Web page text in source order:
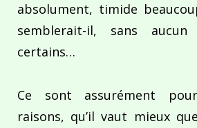
absolument, timide
semblerait-il, sans
certains…
Ce sont assurément
raisons, qu’il vaut mieux que